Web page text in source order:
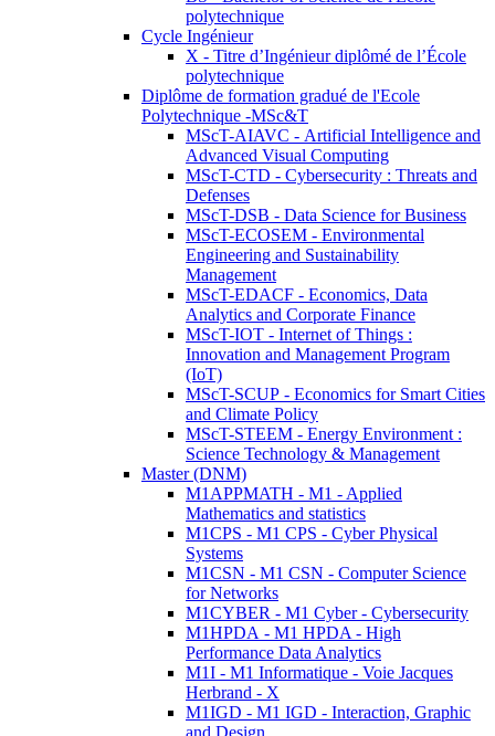
polytechnique
Cycle Ingénieur
X - Titre d’Ingénieur diplômé de l’École
polytechnique
Diplôme de formation gradué de l'Ecole
Polytechnique -MSc&T
MScT-AIAVC - Artificial Intelligence and
Advanced Visual Computing
MScT-CTD - Cybersecurity : Threats and
Defenses
MScT-DSB - Data Science for Business
MScT-ECOSEM - Environmental
Engineering and Sustainability
Management
MScT-EDACF - Economics, Data
Analytics and Corporate Finance
MScT-IOT - Internet of Things :
Innovation and Management Program
(IoT)
MScT-SCUP - Economics for Smart Cities
and Climate Policy
MScT-STEEM - Energy Environment :
Science Technology & Management
Master (DNM)
M1APPMATH - M1 - Applied
Mathematics and statistics
M1CPS - M1 CPS - Cyber Physical
Systems
M1CSN - M1 CSN - Computer Science
for Networks
M1CYBER - M1 Cyber - Cybersecurity
M1HPDA - M1 HPDA - High
Performance Data Analytics
M1I - M1 Informatique - Voie Jacques
Herbrand - X
M1IGD - M1 IGD - Interaction, Graphic
and Design